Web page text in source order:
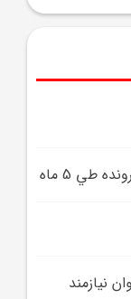
نيازمند